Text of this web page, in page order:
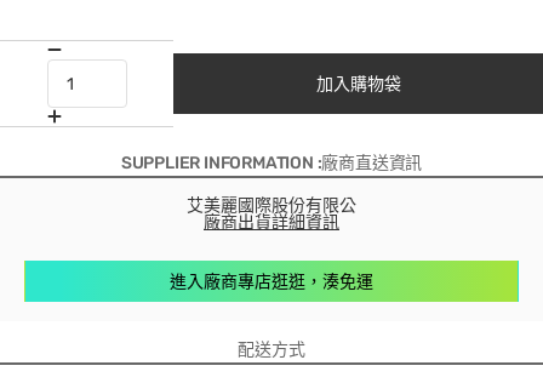
加入購物袋
SUPPLIER INFORMATION :廠商直送資訊
艾美麗國際股份有限公
廠商出貨詳細資訊
進入廠商專店逛逛，湊免運
配送方式